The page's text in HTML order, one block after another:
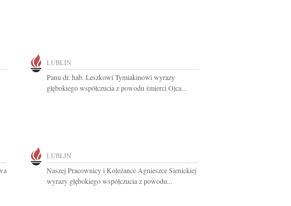
LUBLIN
Panu dr. hab. Leszkowi Tymiakinowi wyrazy
głębokiego współczucia z powodu śmierci Ojca...
LUBLIN
Naszej Pracownicy i Koleżance Agnieszce Sienickiej
wyrazy głębokiego współczucia z powodu...